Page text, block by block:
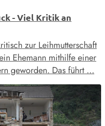
- Viel Kritik an
zur Leihmutterschaft
Ehemann mithilfe einer
geworden. Das führt …